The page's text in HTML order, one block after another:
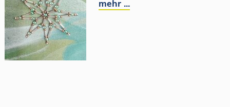
mehr ...